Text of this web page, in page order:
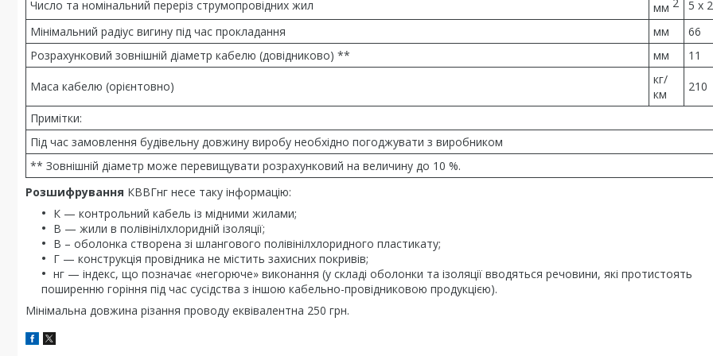
Число та номінальний переріз струмопровідних жил мм
5 x
Мінімальний радіус вигину під час прокладання
мм
66
Розрахунковий зовнішній діаметр кабелю (довідниково) **
мм 11
Маса кабелю (орієнтовно)
кг/
км
210
Примітки:
Під час замовлення будівельну довжину виробу необхідно погоджувати з виробником
** Зовнішній діаметр може перевищувати розрахунковий на величину до 10 %.
Розшифрування КВВГнг несе таку інформацію:
К — контрольний кабель із мідними жилами;
В — жили в полівінілхлоридній ізоляції;
В – оболонка створена зі шлангового полівінілхлоридного пластикату;
Г — конструкція провідника не містить захисних покривів;
нг — індекс, що позначає «негорюче» виконання (у складі оболонки та ізоляції вводяться речовини, які протистоять
поширенню горіння під час сусідства з іншою кабельно-провідниковою продукцією).
Мінімальна довжина різання проводу еквівалентна 250 грн.